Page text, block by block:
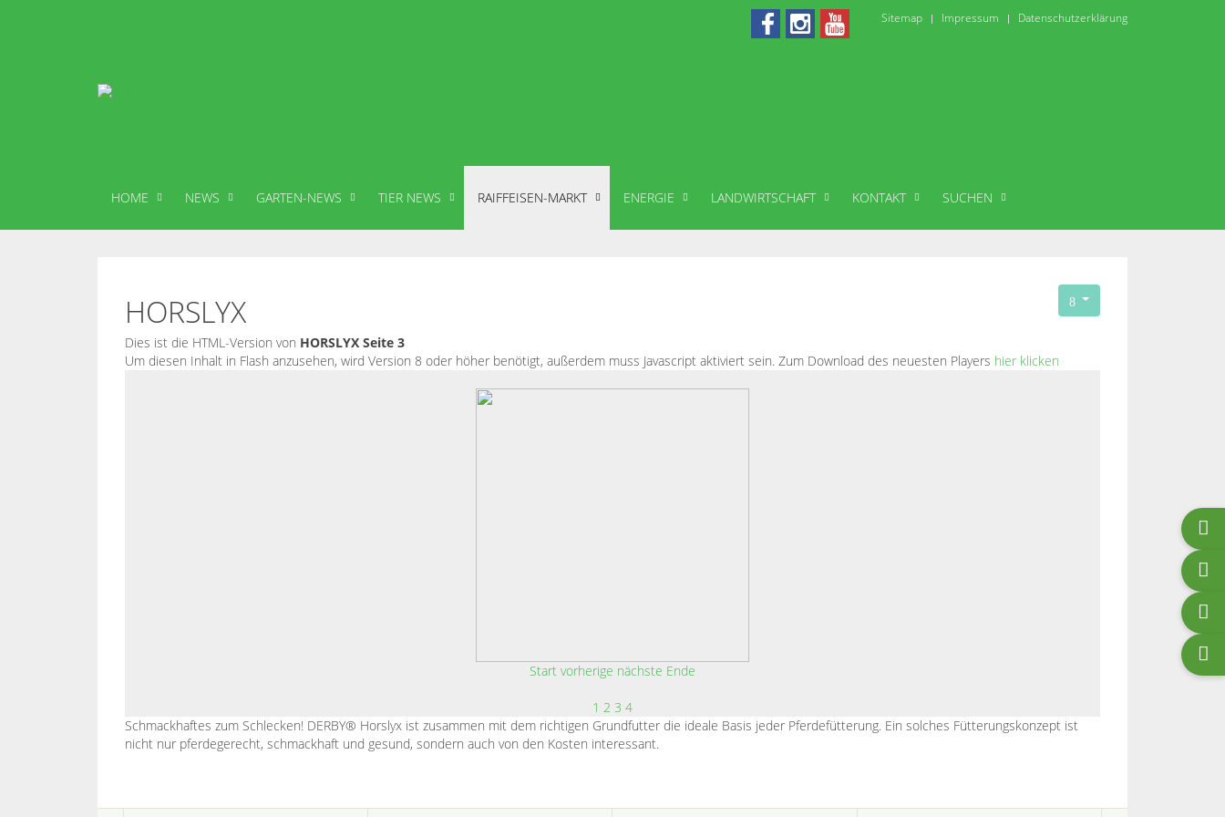
Sitemap Impressum Datenschutzerklärung
HOME NEWS GARTEN-NEWS TIER NEWS RAIFFEISEN-MARKT ENERGIE LANDWIRTSCHAFT KONTAKT SUCHEN
HORSLYX
Dies ist die HTML-Version von HORSLYX Seite 3
Um diesen Inhalt in Flash anzusehen, wird Version 8 oder höher benötigt, außerdem muss Javascript aktiviert sein. Zum Download des neuesten Players hier klicken
Start vorherige nächste Ende
1 2 3 4
Schmackhaftes zum Schlecken! DERBY® Horslyx ist zusammen mit dem richtigen Grundfutter die ideale Basis jeder Pferdefütterung. Ein solches Fütterungskonzept ist
nicht nur pferdegerecht, schmackhaft und gesund, sondern auch von den Kosten interessant.